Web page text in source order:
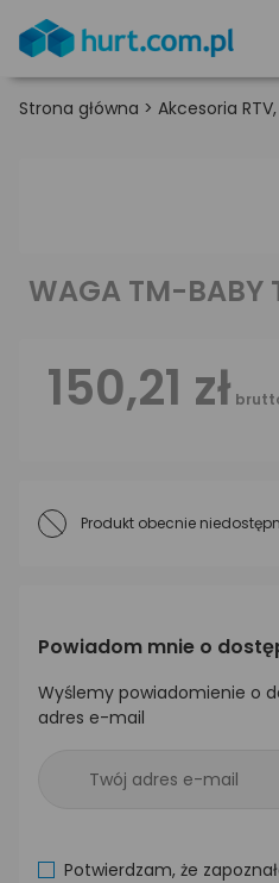
Strona główna > Akcesoria
WAGA TM-BABY
150,21 zł
Produkt obecnie
Powiadom mnie o
Wyślemy powiadomienie o
adres e-mail
Potwierdzam, że